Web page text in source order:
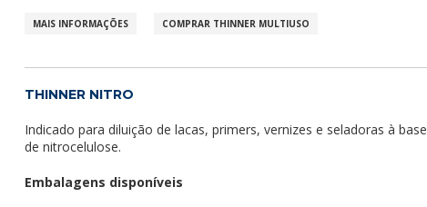
MAIS INFORMAÇÕES COMPRAR THINNER MULTIUSO
THINNER NITRO
Indicado para diluição de lacas, primers, vernizes e seladoras à base
de nitrocelulose.
Embalagens disponíveis